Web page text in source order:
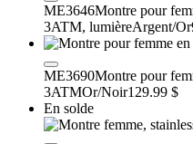
ME3646Montre pour
3ATM, lumièreArgent/Or
ME3690Montre pour
3ATMOr/Noir129.99 $
En solde